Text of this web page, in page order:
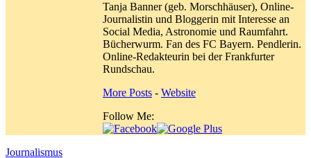
Tanja Banner (geb. Morschhäuser), Online-
Journalistin und Bloggerin mit Interesse an
Social Media, Astronomie und Raumfahrt.
Bücherwurm. Fan des FC Bayern. Pendlerin.
Online-Redakteurin bei der Frankfurter
Rundschau.
More Posts - Website
Follow Me:
Journalismus